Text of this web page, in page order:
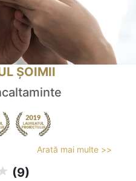
ȘOIMII
Arată mai multe >>
(9)